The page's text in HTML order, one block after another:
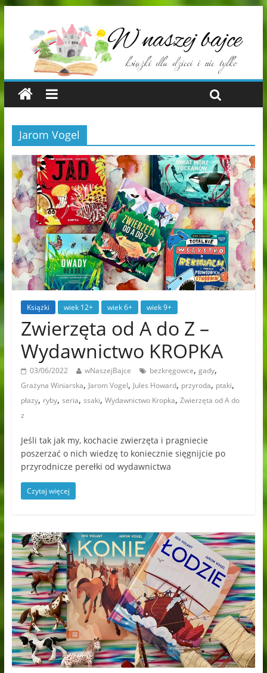
Jarom Vogel
Książki wiek 12+ wiek 6+ wiek 9+
Zwierzęta od A do Z –
Wydawnictwo KROPKA
03/06/2022 wNaszejBajce bezkręgowce, gady,
Grażyna Winiarska, Jarom Vogel, Jules Howard, przyroda, ptaki,
płazy, ryby, seria, ssaki, Wydawnictwo Kropka, Zwierzęta od A do
z
Jeśli tak jak my, kochacie zwierzęta i pragniecie
poszerzać o nich wiedzę to koniecznie sięgnijcie po
przyrodnicze perełki od wydawnictwa
Czytaj więcej